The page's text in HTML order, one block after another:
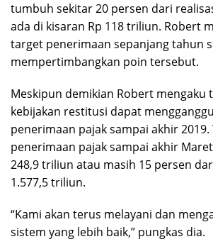
tumbuh sekitar 20 persen dari
ada di kisaran Rp 118 triliun. Robert
target penerimaan sepanjang tahun
mempertimbangkan poin tersebut.
Meskipun demikian Robert mengaku
kebijakan restitusi dapat
penerimaan pajak sampai akhir 2019.
penerimaan pajak sampai akhir
248,9 triliun atau masih 15 persen
1.577,5 triliun.
“Kami akan terus melayani dan
sistem yang lebih baik,” pungkas dia.